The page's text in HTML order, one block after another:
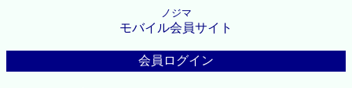
ノジマ
モバイル会員サイト
会員ログイン